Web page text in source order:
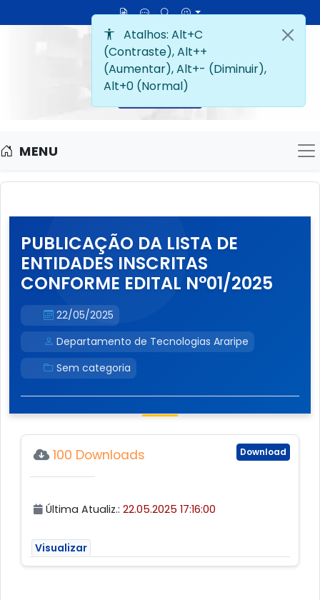
MENU
PUBLICAÇÃO DA LISTA DE
ENTIDADES INSCRITAS
CONFORME EDITAL N°01/2025
22/05/2025
Departamento de Tecnologias Araripe
Sem categoria
Download
100 Downloads
Última Atualiz.: 22.05.2025 17:16:00
Visualizar